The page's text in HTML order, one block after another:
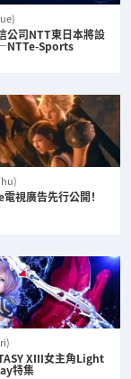
公司NTT東日本將設
Sports
視廣告先行公開！
XIII女主角Light
特集